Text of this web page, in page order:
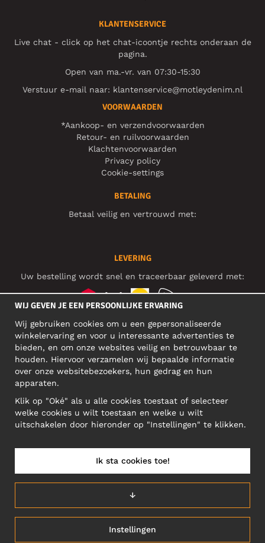
KLANTENSERVICE
Live chat - click op het chat-icoontje rechts onderaan de
pagina.
Open van ma.-vr. van 07:30-15:30
Verstuur e-mail naar: klantenservice@motleydenim.nl
VOORWAARDEN
*Aankoop- en verzendvoorwaarden
Retour- en ruilvoorwaarden
Klachtenvoorwaarden
Privacy policy
Cookie-settings
BETALING
Betaal veilig en vertrouwd met:
LEVERING
Uw bestelling wordt snel en traceerbaar geleverd met:
SOCIAL MEDIA
BEDRIJFSADRES
Narva mnt 5, EE-10117 Tallinn
Reg: 12356245
NEDERLAND/NEDERLANDS (NL)
WIJ GEVEN JE EEN PERSOONLIJKE ERVARING
Wij gebruiken cookies om u een gepersonaliseerde
winkelervaring en voor u interessante advertenties te
bieden, en om onze websites veilig en betrouwbaar te
houden. Hiervoor verzamelen wij bepaalde informatie
over onze websitebezoekers, hun gedrag en hun
apparaten.
Klik op "Oké" als u alle cookies toestaat of selecteer
welke cookies u wilt toestaan en welke u wilt
uitschakelen door hieronder op "Instellingen" te klikken.
Instellingen
↓
Ik sta cookies toe!